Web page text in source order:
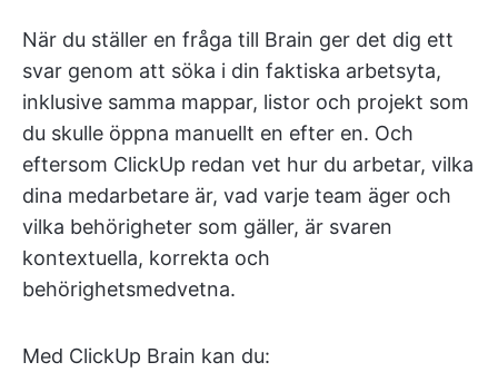
När du ställer en fråga till Brain ger det dig ett
svar genom att söka i din faktiska arbetsyta,
inklusive samma mappar, listor och projekt som
du skulle öppna manuellt en efter en. Och
eftersom ClickUp redan vet hur du arbetar, vilka
dina medarbetare är, vad varje team äger och
vilka behörigheter som gäller, är svaren
kontextuella, korrekta och
behörighetsmedvetna.
Med ClickUp Brain kan du: